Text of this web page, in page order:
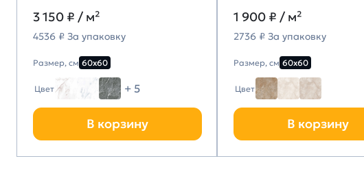
3 150 ₽ / м²
4536 ₽ За упаковку
Размер, см 60х60
Цвет + 5
В корзину
1 900 ₽ / м²
2736 ₽ За упаковку
Размер, см 60х60
Цвет
В корзину